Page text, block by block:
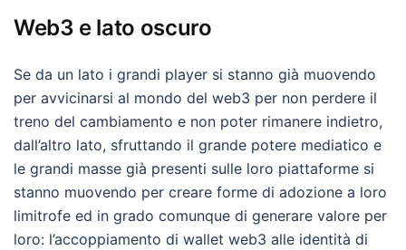
Web3 e lato oscuro
Se da un lato i grandi player si stanno già muovendo
per avvicinarsi al mondo del web3 per non perdere il
treno del cambiamento e non poter rimanere indietro,
dall’altro lato, sfruttando il grande potere mediatico e
le grandi masse già presenti sulle loro piattaforme si
stanno muovendo per creare forme di adozione a loro
limitrofe ed in grado comunque di generare valore per
loro: l’accoppiamento di wallet web3 alle identità di